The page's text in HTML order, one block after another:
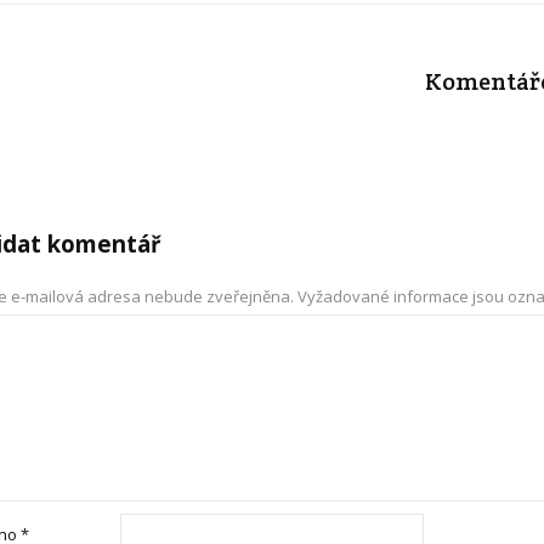
komentář
e-mailová adresa nebude zveřejněna. Vyžadované informace jsou
*